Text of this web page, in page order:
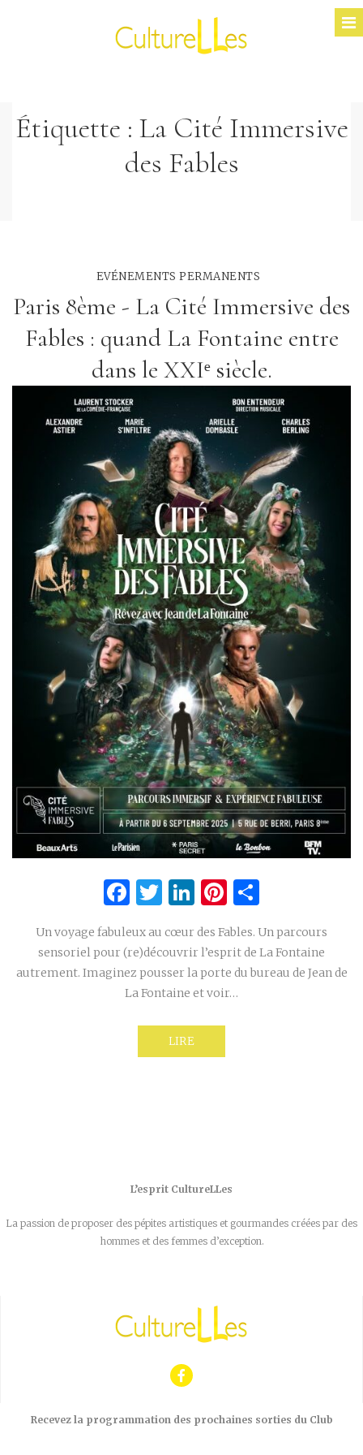
Étiquette : La Cité Immersive
des Fables
EVÉNEMENTS PERMANENTS
Paris 8ème - La Cité Immersive des
Fables : quand La Fontaine entre
dans le XXIᵉ siècle.
Facebook
Twitter
LinkedIn
Pinterest
Un voyage fabuleux au cœur des Fables. Un parcours
sensoriel pour (re)découvrir l’esprit de La Fontaine
autrement. Imaginez pousser la porte du bureau de Jean de
La Fontaine et voir…
LIRE
L’esprit CultureLLes
La passion de proposer des pépites artistiques et gourmandes créées par des
hommes et des femmes d’exception.
Recevez la programmation des prochaines sorties du Club